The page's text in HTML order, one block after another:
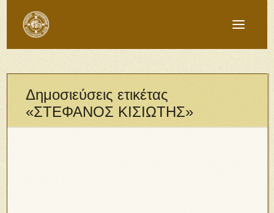
Δημοσιεύσεις ετικέτας
«ΣΤΕΦΑΝΟΣ ΚΙΣΙΩΤΗΣ»